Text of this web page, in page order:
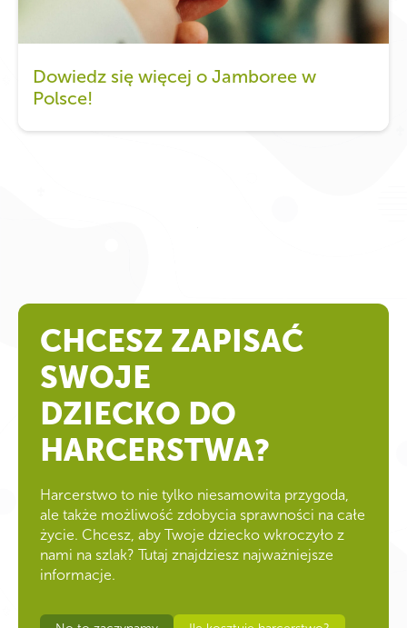
Dowiedz się więcej o Jamboree w
Polsce!
CHCESZ ZAPISAĆ
SWOJE
DZIECKO DO
HARCERSTWA?
Harcerstwo to nie tylko niesamowita przygoda,
ale także możliwość zdobycia sprawności na całe
życie. Chcesz, aby Twoje dziecko wkroczyło z
nami na szlak? Tutaj znajdziesz najważniejsze
informacje.